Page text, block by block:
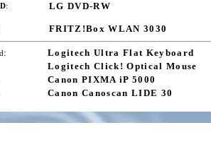
: LG DVD-RW
FRITZ!Box WLAN 3030
: Logitech Ultra Flat Keyboard
Logitech Click! Optical Mouse
Canon PIXMA iP 5000
Canon Canoscan LIDE 30